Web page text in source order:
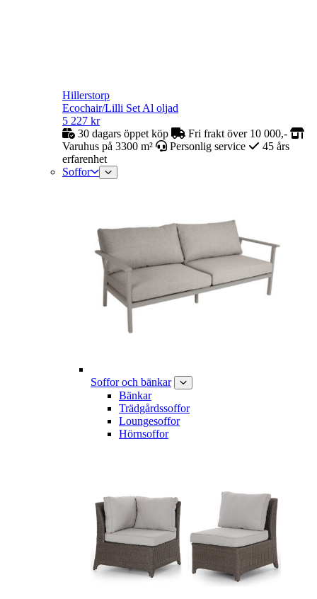
Hillerstorp
Ecochair/Lilli Set Al oljad
5 227 kr
30 dagars öppet köp
Fri frakt över 10 000,-
Varuhus på 3300 m²
Personlig service
45 års
erfarenhet
Soffor
Soffor och bänkar
Bänkar
Trädgårdssoffor
Loungesoffor
Hörnsoffor